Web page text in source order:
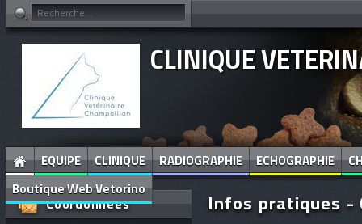
CLINIQUE
EQUIPE CLINIQUE RADIOGRAPHIE ECHOGRAPHIE
Boutique Web Vetorino
Coordonnées
Infos pratiques -